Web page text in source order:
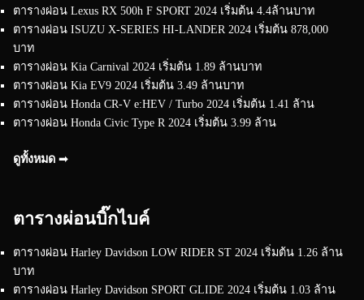
ตารางผ่อน Lexus RX 500h F SPORT 2024 เริ่มต้น 4.4ล้านบาท
ตารางผ่อน ISUZU X-SERIES HI-LANDER 2024 เริ่มต้น 878,000
บาท
ตารางผ่อน Kia Carnival 2024 เริ่มต้น 1.89 ล้านบาท
ตารางผ่อน Kia EV9 2024 เริ่มต้น 3.49 ล้านบาท
ตารางผ่อน Honda CR-V e:HEV / Turbo 2024 เริ่มต้น 1.41 ล้าน
ตารางผ่อน Honda Civic Type R 2024 เริ่มต้น 3.99 ล้าน
ดูทั้งหมด ➟
ตารางผ่อนบิ๊กไบค์
ตารางผ่อน Harley Davidson LOW RIDER ST 2024 เริ่มต้น 1.26 ล้าน
บาท
ตารางผ่อน Harley Davidson SPORT GLIDE 2024 เริ่มต้น 1.03 ล้าน